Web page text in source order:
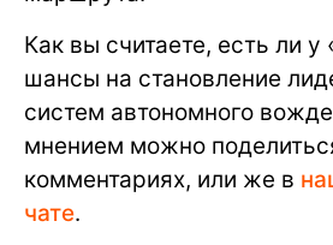
Как вы считаете, есть ли у
шансы на становление
систем автономного
мнением можно
комментариях, или же в
чате.